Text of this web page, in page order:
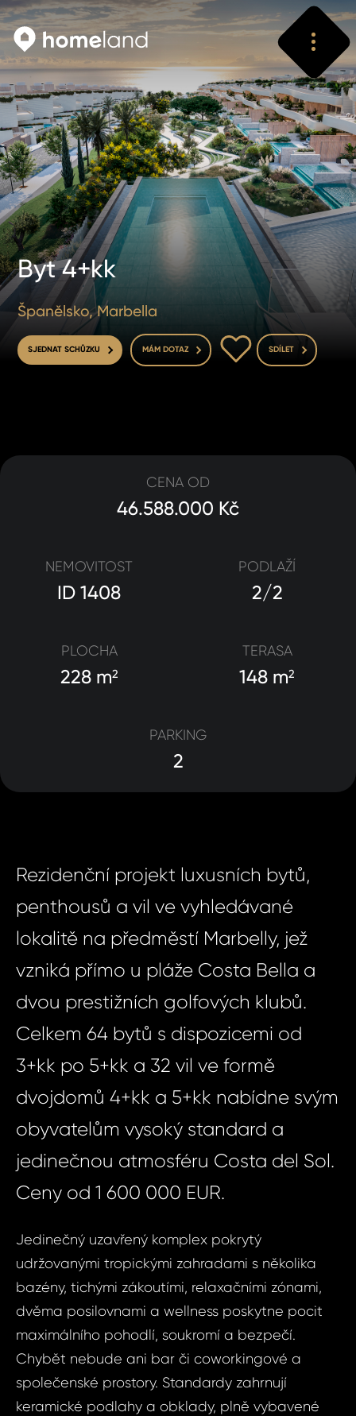
Byt 4+kk
Španělsko, Marbella
SJEDNAT SCHŮZKU MÁM DOTAZ
DO OBLÍBENÝCH
SDÍLET
NEMOVITOST
ID 1408
PODLAŽÍ
2/2
PLOCHA
228 m2
TERASA
148 m2
PARKING
2
CENA OD
46.588.000 Kč
Rezidenční projekt luxusních bytů,
penthousů a vil ve vyhledávané
lokalitě na předměstí Marbelly, jež
vzniká přímo u pláže Costa Bella a
dvou prestižních golfových klubů.
Celkem 64 bytů s dispozicemi od
3+kk po 5+kk a 32 vil ve formě
dvojdomů 4+kk a 5+kk nabídne svým
obyvatelům vysoký standard a
jedinečnou atmosféru Costa del Sol.
Ceny od 1 600 000 EUR.
Jedinečný uzavřený komplex pokrytý
udržovanými tropickými zahradami s několika
bazény, tichými zákoutími, relaxačními zónami,
dvěma posilovnami a wellness poskytne pocit
maximálního pohodlí, soukromí a bezpečí.
Chybět nebude ani bar či coworkingové a
společenské prostory. Standardy zahrnují
keramické podlahy a obklady, plně vybavené
Vyhledat
Vyhledat